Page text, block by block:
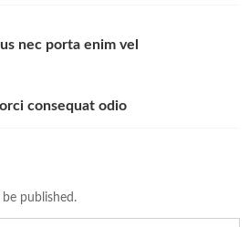
nec porta enim vel
consequat odio
published.